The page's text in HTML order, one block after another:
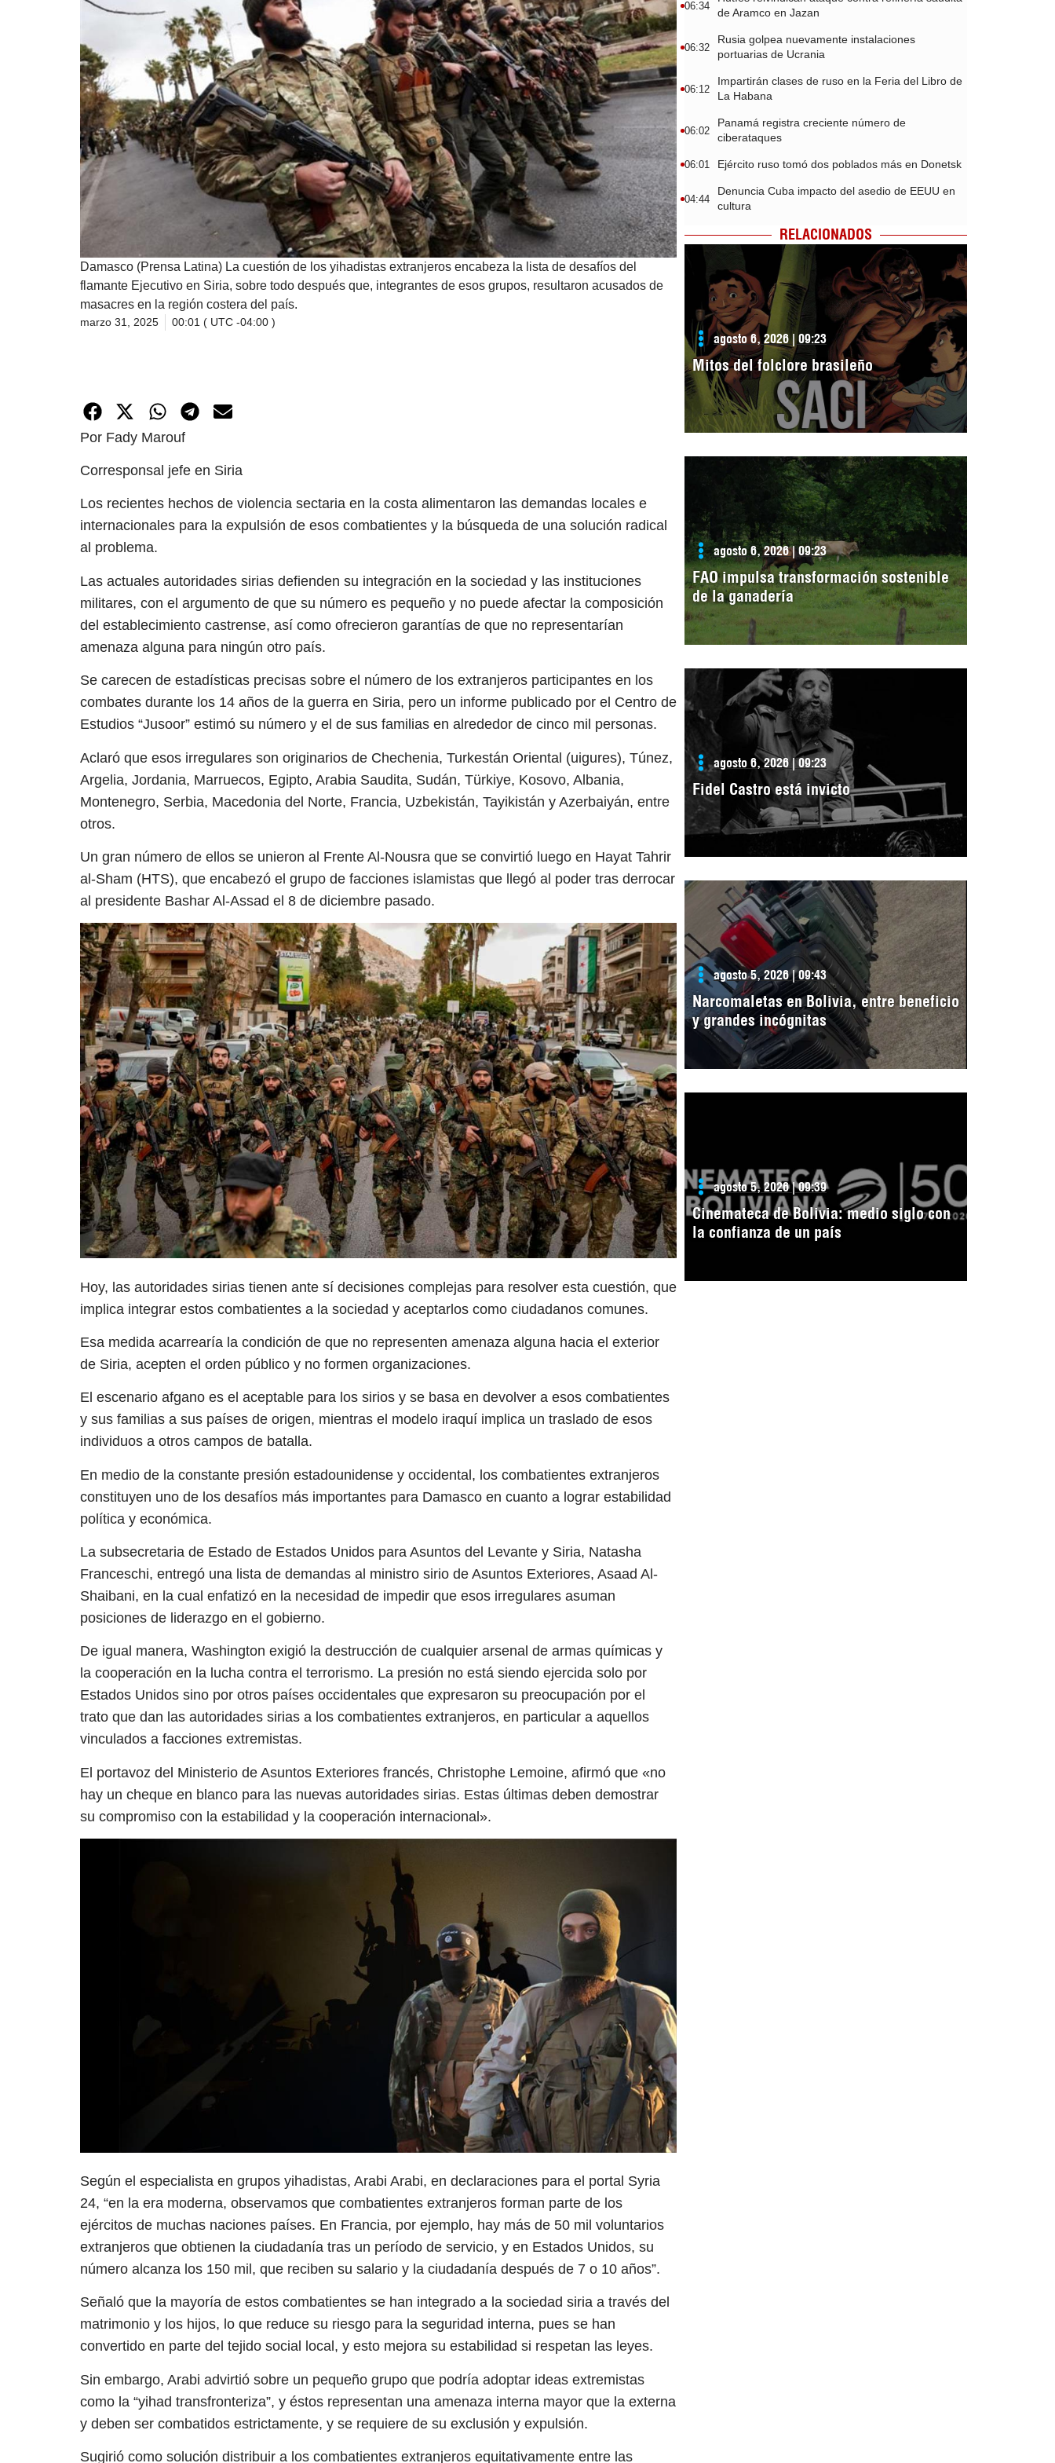
Damasco (Prensa Latina) La cuestión de los yihadistas extranjeros encabeza la lista de desafíos del
flamante Ejecutivo en Siria, sobre todo después que, integrantes de esos grupos, resultaron acusados de
masacres en la región costera del país.
marzo 31, 2025 00:01 ( UTC -04:00 )
Por Fady Marouf
Corresponsal jefe en Siria
Los recientes hechos de violencia sectaria en la costa alimentaron las demandas locales e
internacionales para la expulsión de esos combatientes y la búsqueda de una solución radical
al problema.
Las actuales autoridades sirias defienden su integración en la sociedad y las instituciones
militares, con el argumento de que su número es pequeño y no puede afectar la composición
del establecimiento castrense, así como ofrecieron garantías de que no representarían
amenaza alguna para ningún otro país.
Se carecen de estadísticas precisas sobre el número de los extranjeros participantes en los
combates durante los 14 años de la guerra en Siria, pero un informe publicado por el Centro de
Estudios “Jusoor” estimó su número y el de sus familias en alrededor de cinco mil personas.
Aclaró que esos irregulares son originarios de Chechenia, Turkestán Oriental (uigures), Túnez,
Argelia, Jordania, Marruecos, Egipto, Arabia Saudita, Sudán, Türkiye, Kosovo, Albania,
Montenegro, Serbia, Macedonia del Norte, Francia, Uzbekistán, Tayikistán y Azerbaiyán, entre
otros.
Un gran número de ellos se unieron al Frente Al-Nousra que se convirtió luego en Hayat Tahrir
al-Sham (HTS), que encabezó el grupo de facciones islamistas que llegó al poder tras derrocar
al presidente Bashar Al-Assad el 8 de diciembre pasado.
Hoy, las autoridades sirias tienen ante sí decisiones complejas para resolver esta cuestión, que
implica integrar estos combatientes a la sociedad y aceptarlos como ciudadanos comunes.
Esa medida acarrearía la condición de que no representen amenaza alguna hacia el exterior
de Siria, acepten el orden público y no formen organizaciones.
El escenario afgano es el aceptable para los sirios y se basa en devolver a esos combatientes
y sus familias a sus países de origen, mientras el modelo iraquí implica un traslado de esos
individuos a otros campos de batalla.
En medio de la constante presión estadounidense y occidental, los combatientes extranjeros
constituyen uno de los desafíos más importantes para Damasco en cuanto a lograr estabilidad
política y económica.
La subsecretaria de Estado de Estados Unidos para Asuntos del Levante y Siria, Natasha
Franceschi, entregó una lista de demandas al ministro sirio de Asuntos Exteriores, Asaad Al-
Shaibani, en la cual enfatizó en la necesidad de impedir que esos irregulares asuman
posiciones de liderazgo en el gobierno.
De igual manera, Washington exigió la destrucción de cualquier arsenal de armas químicas y
la cooperación en la lucha contra el terrorismo. La presión no está siendo ejercida solo por
Estados Unidos sino por otros países occidentales que expresaron su preocupación por el
trato que dan las autoridades sirias a los combatientes extranjeros, en particular a aquellos
vinculados a facciones extremistas.
El portavoz del Ministerio de Asuntos Exteriores francés, Christophe Lemoine, afirmó que «no
hay un cheque en blanco para las nuevas autoridades sirias. Estas últimas deben demostrar
su compromiso con la estabilidad y la cooperación internacional».
Según el especialista en grupos yihadistas, Arabi Arabi, en declaraciones para el portal Syria
24, “en la era moderna, observamos que combatientes extranjeros forman parte de los
ejércitos de muchas naciones países. En Francia, por ejemplo, hay más de 50 mil voluntarios
extranjeros que obtienen la ciudadanía tras un período de servicio, y en Estados Unidos, su
número alcanza los 150 mil, que reciben su salario y la ciudadanía después de 7 o 10 años”.
Señaló que la mayoría de estos combatientes se han integrado a la sociedad siria a través del
matrimonio y los hijos, lo que reduce su riesgo para la seguridad interna, pues se han
convertido en parte del tejido social local, y esto mejora su estabilidad si respetan las leyes.
Sin embargo, Arabi advirtió sobre un pequeño grupo que podría adoptar ideas extremistas
como la “yihad transfronteriza”, y éstos representan una amenaza interna mayor que la externa
y deben ser combatidos estrictamente, y se requiere de su exclusión y expulsión.
Sugirió como solución distribuir a los combatientes extranjeros equitativamente entre las
06:34
de Aramco en Jazan
06:32
Rusia golpea nuevamente instalaciones
portuarias de Ucrania
06:12
Impartirán clases de ruso en la Feria del Libro de
La Habana
06:02
Panamá registra creciente número de
ciberataques
06:01 Ejército ruso tomó dos poblados más en Donetsk
04:44
Denuncia Cuba impacto del asedio de EEUU en
cultura
RELACIONADOS
agosto 6, 2026 | 09:23
Mitos del folclore brasileño
agosto 6, 2026 | 09:23
FAO impulsa transformación sostenible
de la ganadería
agosto 6, 2026 | 09:23
Fidel Castro está invicto
agosto 5, 2026 | 09:43
Narcomaletas en Bolivia, entre beneficio
y grandes incógnitas
agosto 5, 2026 | 09:39
Cinemateca de Bolivia: medio siglo con
la confianza de un país